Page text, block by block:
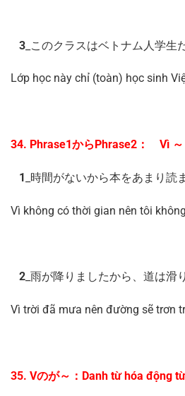
3 _このクラスはベトナム人学生
Lớp học này chỉ (toàn) học sinh
34. Phrase1からPhrase2： Vì ～
1 _時間がないから本をあまり読
Vì không có thời gian nên tôi
2 _雨が降りましたから、道は滑
Vì trời đã mưa nên đường sẽ trơn
35. Vのが～：Danh từ hóa động